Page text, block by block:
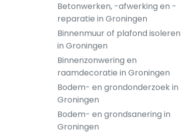
Betonwerken, -afwerking en -
reparatie in Groningen
Binnenmuur of plafond isoleren
in Groningen
Binnenzonwering en
raamdecoratie in Groningen
Bodem- en grondonderzoek in
Groningen
Bodem- en grondsanering in
Groningen